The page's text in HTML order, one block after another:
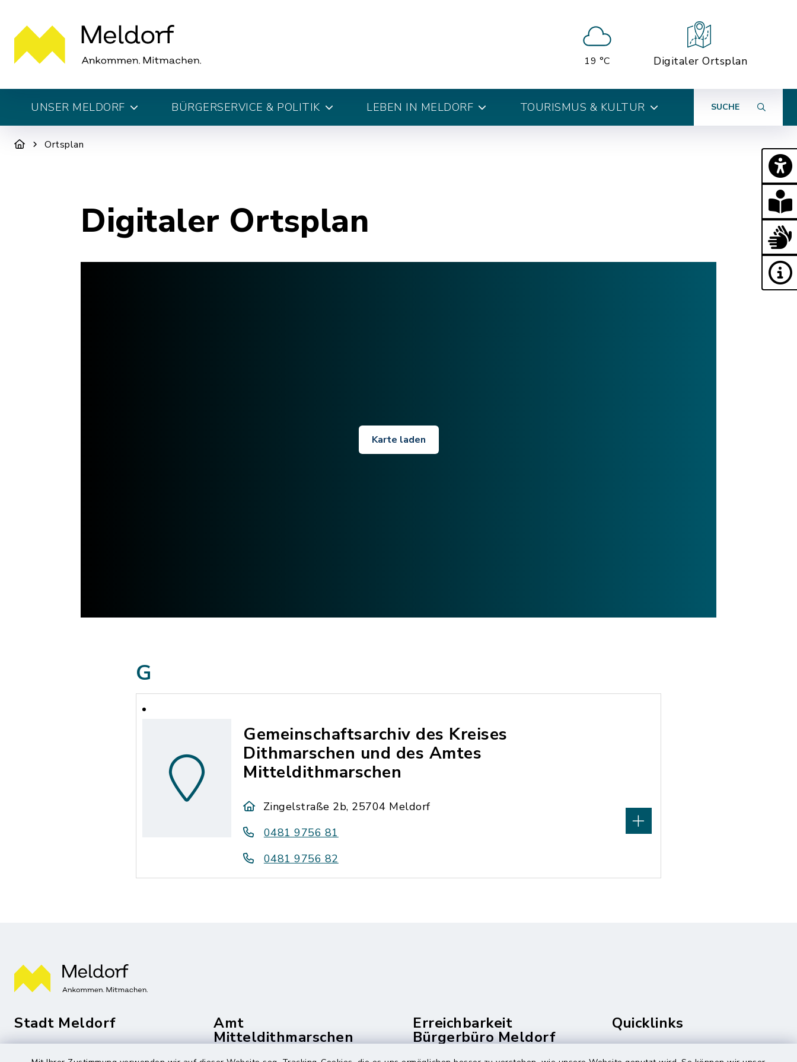
19 °C Digitaler Ortsplan
UNSER MELDORF BÜRGERSERVICE & POLITIK LEBEN IN MELDORF TOURISMUS & KULTUR SUCHE
Ortsplan
Digitaler Ortsplan
Karte laden
G
Gemeinschaftsarchiv des Kreises
Dithmarschen und des Amtes
Mitteldithmarschen
Zingelstraße 2b, 25704 Meldorf
0481 9756 81
0481 9756 82
Stadt Meldorf Amt
Mitteldithmarschen
Erreichbarkeit
Bürgerbüro Meldorf
Quicklinks